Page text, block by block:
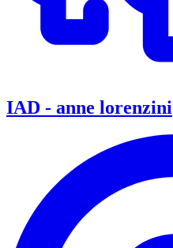
IAD - anne lorenzini